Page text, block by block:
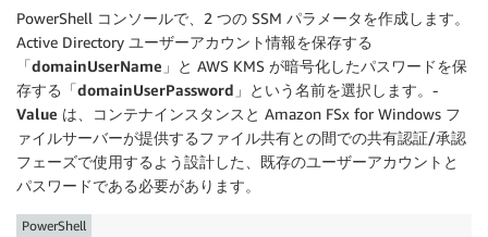
PowerShell コンソールで、2 つの SSM パラメータを作成します。
Active Directory ユーザーアカウント情報を保存する
「domainUserName 」と AWS KMS が暗号化したパスワードを保
存する「domainUserPassword 」という名前を選択します。-
Value は、コンテナインスタンスと Amazon FSx for Windows フ
ァイルサーバーが提供するファイル共有との間での共有認証/承認
フェーズで使用するよう設計した、既存のユーザーアカウントと
パスワードである必要があります。
PowerShell